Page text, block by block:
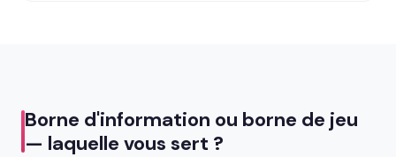
Borne d'information ou borne de jeu
— laquelle vous sert ?